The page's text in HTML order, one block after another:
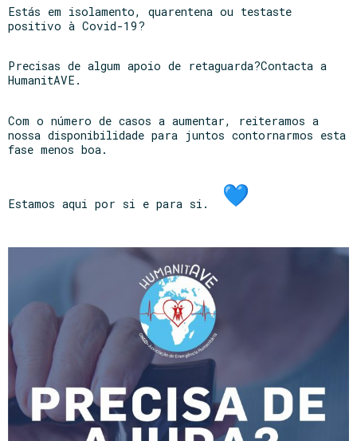
Estás em isolamento, quarentena ou testaste
positivo à Covid-19?
Precisas de algum apoio de retaguarda?Contacta a
HumanitAVE.
Com o número de casos a aumentar, reiteramos a
nossa disponibilidade para juntos contornarmos esta
fase menos boa.
Estamos aqui por si e para si.